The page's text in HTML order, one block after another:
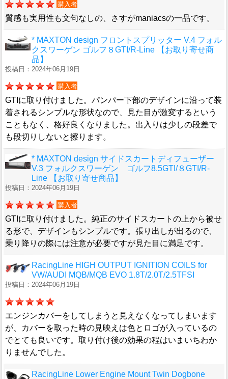
購入者
質感も実用性も文句なしの、さすがmaniacsの一品です。
* MAXTON design フロントスプリッター V.4 フォル
クスワーゲン ゴルフ８GTI/R-Line 【お取り寄せ商
品】
投稿日：2024年06月19日
購入者
GTIに取り付けました。パンパー下部のデザインに沿って装
着されるシンプルな形状なので、見た目が激変するという
こともなく、格好良くなりました。出入りは少しの段差で
も段切りしないと擦ります。
* MAXTON design サイドスカートディフューザー
V.3 フォルクスワーゲン ゴルフ8.5GTI/８GTI/R-
Line 【お取り寄せ商品】
投稿日：2024年06月19日
購入者
GTIに取り付けました。純正のサイドスカートの上から被せ
る形で、デザインもシンプルです。張り出しが出るので、
乗り降りの際には注意が必要ですが見た目に満足です。
RacingLine HIGH OUTPUT IGNITION COILS for
VW/AUDI MQB/MQB EVO 1.8T/2.0T/2.5TFSI
投稿日：2024年06月19日
エンジンカバーをしてしまうと見えなくなってしまいます
が、カバーを取った時の見映えは色とロゴが入っているの
でとても良いです。取り付け後の効果の程はいまいちわか
りませんでした。
RacingLine Lower Engine Mount Twin Dogbone